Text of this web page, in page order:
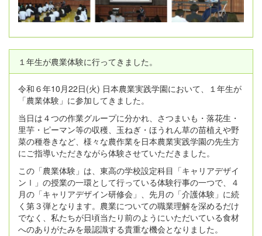
１年生が農業体験に行ってきました。
令和６年10月22日(火) 日本農業実践学園において、１年生が
「農業体験」に参加してきました。
当日は４つの作業グループに分かれ、さつまいも・落花生・
里芋・ピーマン等の収穫、玉ねぎ・ほうれん草の苗植えや野
菜の種巻きなど、様々な農作業を日本農業実践学園の先生方
にご指導いただきながら体験させていただきました。
この「農業体験」は、東高の学校設定科目「キャリアデザイ
ンⅠ」の授業の一環として行っている体験行事の一つで、４
月の「キャリアデザイン研修会」、先月の「介護体験」に続
く第３弾となります。農業についての職業理解を深めるだけ
でなく、私たちが日頃当たり前のようにいただいている食材
へのありがたみを最認識する貴重な機会となりました。